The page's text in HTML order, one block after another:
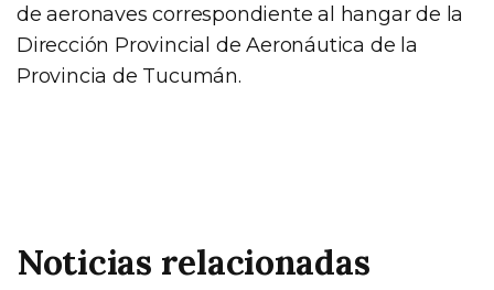
de aeronaves correspondiente al hangar de la
Dirección Provincial de Aeronáutica de la
Provincia de Tucumán.
Noticias relacionadas